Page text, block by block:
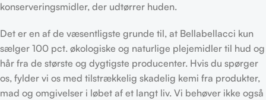
konserveringsmidler, der udtørrer huden.
Det er en af de væsentligste grunde til, at Bellabellacci kun
sælger 100 pct. økologiske og naturlige plejemidler til hud og
hår fra de største og dygtigste producenter. Hvis du spørger
os, fylder vi os med tilstrækkelig skadelig kemi fra produkter,
mad og omgivelser i løbet af et langt liv. Vi behøver ikke også